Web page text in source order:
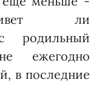
ли
родильный
ежегодно
в последние